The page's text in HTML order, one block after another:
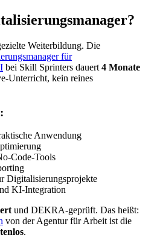
Weiterbildung. Die
für
bei Skill Sprinters dauert 4 Monate
Unterricht, kein reines
Anwendung
Code-Tools
Digitalisierungsprojekte
KI-Integration
und DEKRA-geprüft. Das heißt:
von der Agentur für Arbeit ist die
.